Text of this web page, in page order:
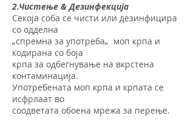
2.Чистење & Дезинфекција
Секоја соба се чисти или дезинфицира
со одделна
„спремна за употреба„ моп крпа и
кодирана со боја
крпа за одбегнување на вкрстена
контаминација.
Употребената моп крпа и крпата се
исфрлаат во
соодветата обоена мрежа за перење.